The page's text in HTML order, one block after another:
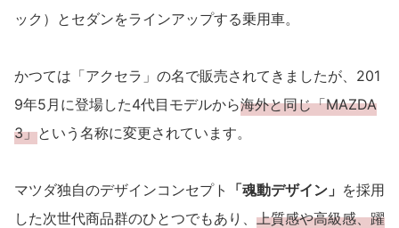
ック）とセダンをラインアップする乗用車。
かつては「アクセラ」の名で販売されてきましたが、201
9年5月に登場した4代目モデルから海外と同じ「MAZDA
3」という名称に変更されています。
マツダ独自のデザインコンセプト 「魂動デザイン」 を採用
した次世代商品群のひとつでもあり、 上質感や高級感、躍